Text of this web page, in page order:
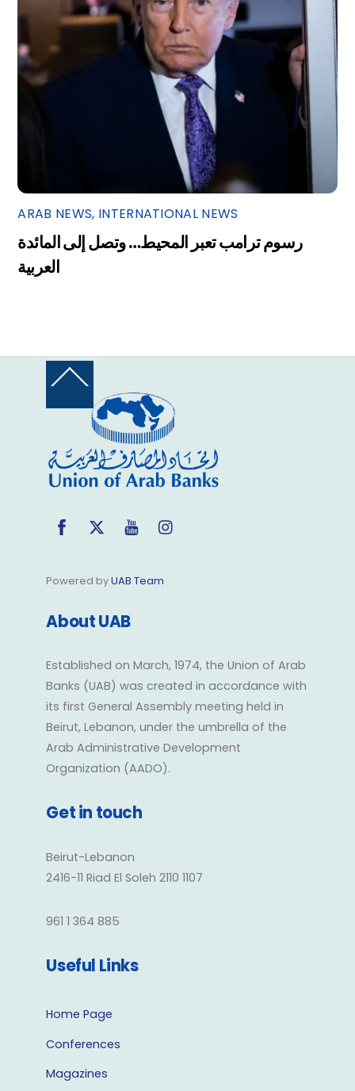
ARAB NEWS, INTERNATIONAL NEWS
رسوم ترامب تعبر المحيط… وتصل إلى المائدة
العربية
Back
Top
FacebookTwitter YouTube
Powered byUAB Team
About UAB
Established on March, 1974, the Union of Arab
Banks (UAB) was created in accordance with
its first General Assembly meeting held in
Beirut, Lebanon, under the umbrella of the
Arab Administrative Development
Organization (AADO).
Get in touch
Beirut-Lebanon
2416-11 Riad El Soleh 2110 1107
961 1 364 885
Useful Links
Home Page
Conferences
Magazines